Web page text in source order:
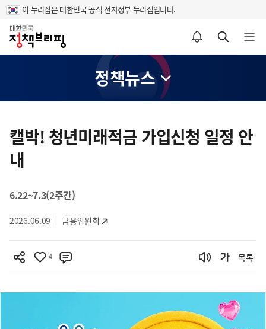
이 누리집은 대한민국 공식 전자정부 누리집입니다.
홈
알림설정 바로가기 검색 바로가기 메뉴 열기
정책뉴스
텐
츠
영
캘박! 청년미래적금 가입신청 일정 안
내
6.22~7.3(2주간)
2026.06.09 금융위원회
4 목록